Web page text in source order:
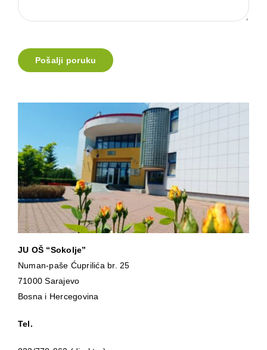
JU OŠ “Sokolje”
Numan-paše Ćuprilića br. 25
71000 Sarajevo
Bosna i Hercegovina
Tel.
Pošalji poruku